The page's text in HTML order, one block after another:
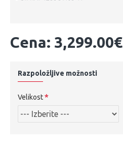
Cena: 3,299.00€
Razpoložljive možnosti
Velikost